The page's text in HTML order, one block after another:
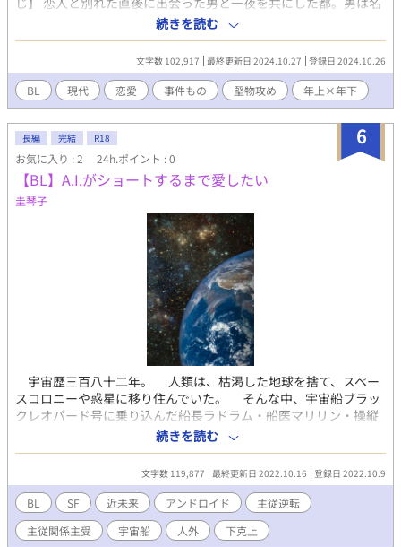
前も告げずに去っていったが、再会はすぐだった。都の勤める便
利屋に、依頼人として現れたのだ。 依頼の内容は、男・支倉の元
妻である洋子の素行調査。手がかりである洋子の手帳には、売春
の可能性を示す書き込みがあった。捜査を進めるうち、洋子が絞
殺体で発見され、さらに売春の相手と思われる男たちが殺されて
いたことが明らかになる。 事件を追うかたわら、次第に支倉に惹
かれていくが……
続きを読む
文字数 102,917 最終更新日 2024.10.27 登録日 2024.10.26
BL 現代 恋愛 事件もの 堅物攻め 年上×年下
6
長編 完結 R18
お気に入り : 2 24h.ポイント : 0
【BL】A.I.がショートするまで愛したい
圭琴子
宇宙歴三百八十二年。 人類は、枯渇した地球を捨て、スペー
スコロニーや惑星に移り住んでいた。 そんな中、宇宙船ブラッ
クレオパード号に乗り込んだ船長ラドラム・船医マリリン・操縦
士ロディは、便利屋を営んでいた。 船長ラドラムは、宇宙船の
Ａ．Ｉ．『プラチナ』を愛する一風変わった男。 そんなラドラ
ムの所に持ち込まれる仕事も、やはり一風変わっていて……？
ラドラムは年若き船長。爺様の代から受け継いでいるという、
ブラックレオパード号で今日も星の海に繰り出す。 だが船員へ
の給料は、未払いの状態が続いていた。ラドラムの機嫌が良いと
きは、要注意だ。 「リスクのあとには、大金っていうメリット
続きを読む
文字数 119,877 最終更新日 2022.10.16 登録日 2022.10.9
BL SF 近未来 アンドロイド
主従逆転
主従関係主受
宇宙船 人外 下克上